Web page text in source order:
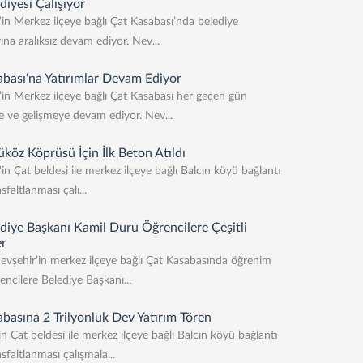
Çalışıyor
Merkez ilçeye bağlı Çat Kasabası’nda belediye
aralıksız devam ediyor. Nev...
Yatırımlar Devam Ediyor
Merkez ilçeye bağlı Çat Kasabası her geçen gün
ve gelişmeye devam ediyor. Nev...
Köprüsü İçin İlk Beton Atıldı
Çat beldesi ile merkez ilçeye bağlı Balcın köyü bağlantı
çalı...
Başkanı Kamil Duru Öğrencilere Çeşitli
merkez ilçeye bağlı Çat Kasabasında öğrenim
Belediye Başkanı...
2 Trilyonluk Dev Yatırım Tören
Çat beldesi ile merkez ilçeye bağlı Balcın köyü bağlantı
çalışmala...